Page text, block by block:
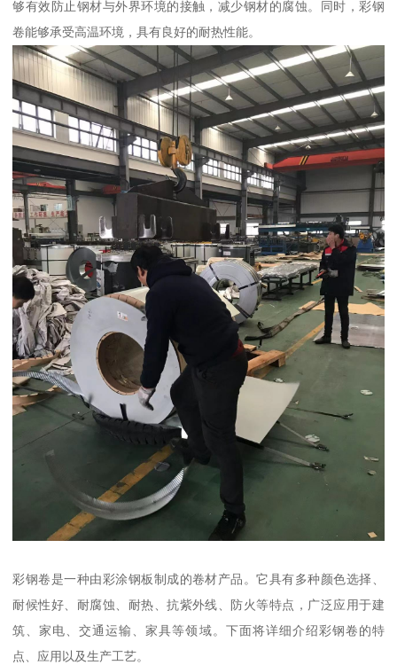
够有效防止钢材与外界环境的接触，减少钢材的腐蚀。同时，彩钢
卷能够承受高温环境，具有良好的耐热性能。
彩钢卷是一种由彩涂钢板制成的卷材产品。它具有多种颜色选择、
耐候性好、耐腐蚀、耐热、抗紫外线、防火等特点，广泛应用于建
筑、家电、交通运输、家具等领域。下面将详细介绍彩钢卷的特
点、应用以及生产工艺。